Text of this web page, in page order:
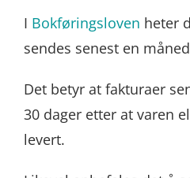
I Bokføringsloven heter
sendes senest en
Det betyr at fakturaer
30 dager etter at varen
levert.